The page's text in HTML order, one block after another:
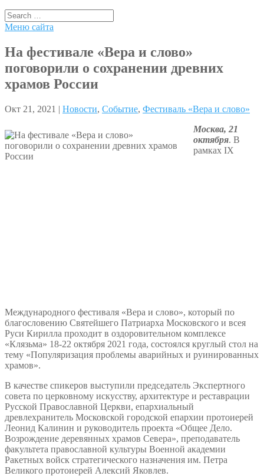
Меню сайта
На фестивале «Вера и слово»
поговорили о сохранении древних
храмов России
Окт 21, 2021 | Новости, Событие, Фестиваль «Вера и слово»
Москва, 21
октября. В
рамках IX
Международного фестиваля «Вера и слово», который по
благословению Святейшего Патриарха Московского и всея
Руси Кирилла проходит в оздоровительном комплексе
«Клязьма» 18-22 октября 2021 года, состоялся круглый стол на
тему «Популяризация проблемы аварийных и руинированных
храмов».
В качестве спикеров выступили председатель Экспертного
совета по церковному искусству, архитектуре и реставрации
Русской Православной Церкви, епархиальный
древлехранитель Московской городской епархии протоиерей
Леонид Калинин и руководитель проекта «Общее Дело.
Возрождение деревянных храмов Севера», преподаватель
факультета православной культуры Военной академии
Ракетных войск стратегического назначения им. Петра
Великого протоиерей Алексий Яковлев.